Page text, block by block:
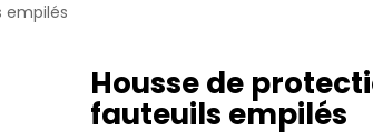
empilés
Housse de
fauteuils empilés